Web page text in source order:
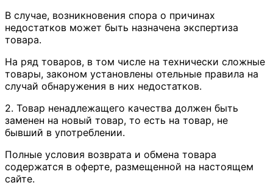
В случае, возникновения спора о причинах
недостатков может быть назначена экспертиза
товара.
На ряд товаров, в том числе на технически сложные
товары, законом установлены отельные правила на
случай обнаружения в них недостатков.
2. Товар ненадлежащего качества должен быть
заменен на новый товар, то есть на товар, не
бывший в употреблении.
Полные условия возврата и обмена товара
содержатся в оферте, размещенной на настоящем
сайте.